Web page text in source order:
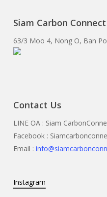
Siam Carbon Connect
63/3 Moo 4, Nong O, Ban
Contact Us
LINE OA : Siam
Facebook :
Email :
Instagram